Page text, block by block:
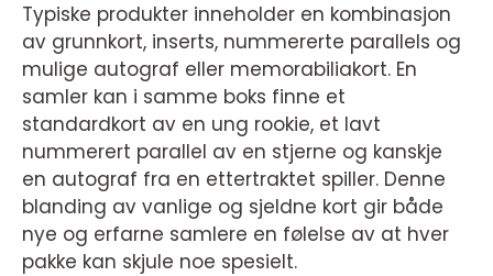
Typiske produkter inneholder en kombinasjon
av grunnkort, inserts, nummererte parallels og
mulige autograf eller memorabiliakort. En
samler kan i samme boks finne et
standardkort av en ung rookie, et lavt
nummerert parallel av en stjerne og kanskje
en autograf fra en ettertraktet spiller. Denne
blanding av vanlige og sjeldne kort gir både
nye og erfarne samlere en følelse av at hver
pakke kan skjule noe spesielt.